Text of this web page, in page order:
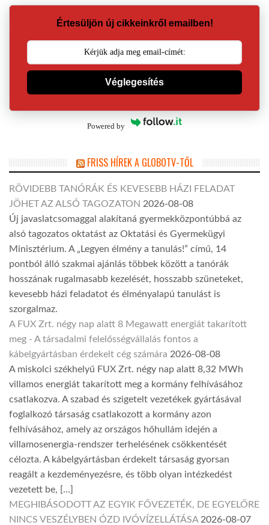
Értesüljön új cikkeinkről emailben!
Véglegesítés
Powered by
FRISS HÍREK A GLOBOTV-TŐL
RÖVIDEBB TANÓRÁK ÉS KEVESEBB HÁZI FELADAT
JÖHET AZ ALSÓ TAGOZATON 2026-08-08
Új javaslatcsomaggal alakítaná gyermekközpontúbbá az
alsó tagozatos oktatást az Oktatási és Gyermekügyi
Minisztérium. A „Legyen élmény a tanulás!” című, 14
pontból álló szakmai ajánlás többek között a tanórák
hosszának rugalmasabb kezelését, hosszabb szüneteket,
kevesebb házi feladatot és élményalapú tanulást is
szorgalmaz.
A FUX Zrt. négy nap alatt 8 Megawatt energiát takarított
meg - A társadalmi felelősségvállalás fontos a
kábelgyártásban érdekelt cég számára 2026-08-08
A miskolci székhelyű FUX Zrt. négy nap alatt 8,32 MWh
villamos energiát takarított meg a kormány felhívásához
csatlakozva. A szabad és szigetelt vezetékek gyártásával
foglalkozó társaság csatlakozott a kormány azon
felhívásához, amely az országos hőhullám idején a
villamosenergia-rendszer terhelésének csökkentését
célozta. A kábelgyártásban érdekelt társaság gyorsan
reagált a kezdeményezésre, és több olyan intézkedést
vezetett be, […]
MEGHIBÁSODOTT AZ EGYIK FŐVEZETÉK, DE EGYELŐRE
NINCS VESZÉLYBEN ÓZD IVÓVÍZELLÁTÁSA 2026-08-07